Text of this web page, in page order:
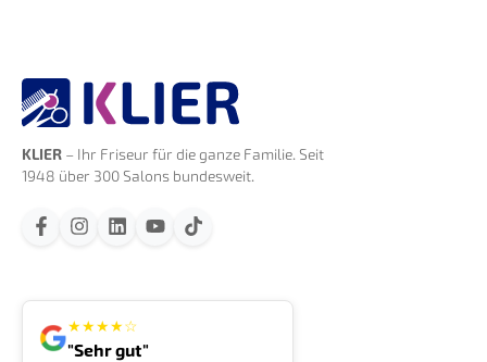
KLIER – Ihr Friseur für die ganze Familie. Seit
1948 über 300 Salons bundesweit.
★★★★☆
"Sehr gut"